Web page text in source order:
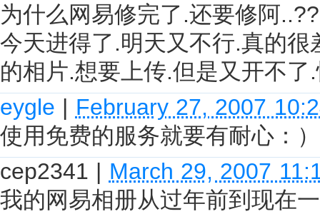
为什么网易修完了.还要修阿
今天进得了.明天又不行.真的
的相片.想要上传.但是又开不
eygle | February 27, 2007
使用免费的服务就要有耐心：）
cep2341 | March 29, 2007
我的网易相册从过年前到现在